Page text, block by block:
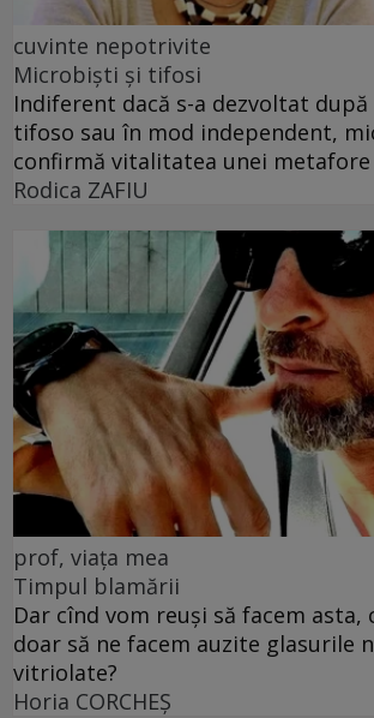
cuvinte nepotrivite
Microbiști și tifosi
Indiferent dacă s-a dezvoltat
tifoso sau în mod independent,
confirmă vitalitatea unei
Rodica ZAFIU
prof, viața mea
Timpul blamării
Dar cînd vom reuși să facem
doar să ne facem auzite glasurile
vitriolate?
Horia CORCHEŞ